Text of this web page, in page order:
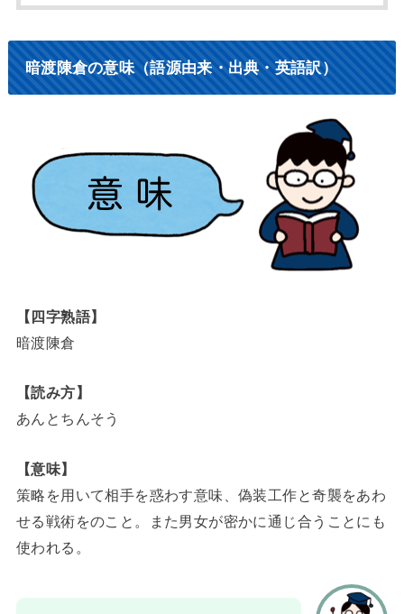
暗渡陳倉の意味（語源由来・出典・英語訳）
【四字熟語】
暗渡陳倉
【読み方】
あんとちんそう
【意味】
策略を用いて相手を惑わす意味、偽装工作と奇襲をあわ
せる戦術をのこと。また男女が密かに通じ合うことにも
使われる。